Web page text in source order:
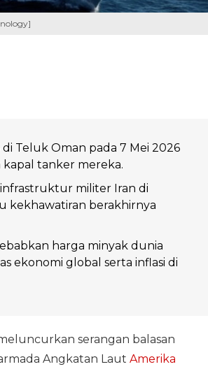
Teluk Oman pada 7 Mei 2026
kapal tanker mereka.
militer Iran di
kekhawatiran berakhirnya
harga minyak dunia
ekonomi global serta inflasi di
serangan balasan
Angkatan Laut Amerika